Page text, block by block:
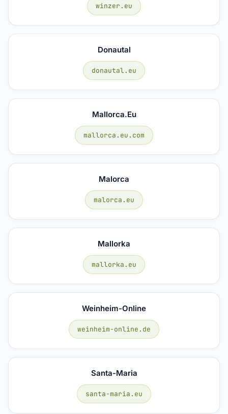
winzer.eu
Donautal
donautal.eu
Mallorca.eu
mallorca.eu.com
Malorca
malorca.eu
Mallorka
mallorka.eu
Weinheim-Online
weinheim-online.de
Santa-Maria
santa-maria.eu